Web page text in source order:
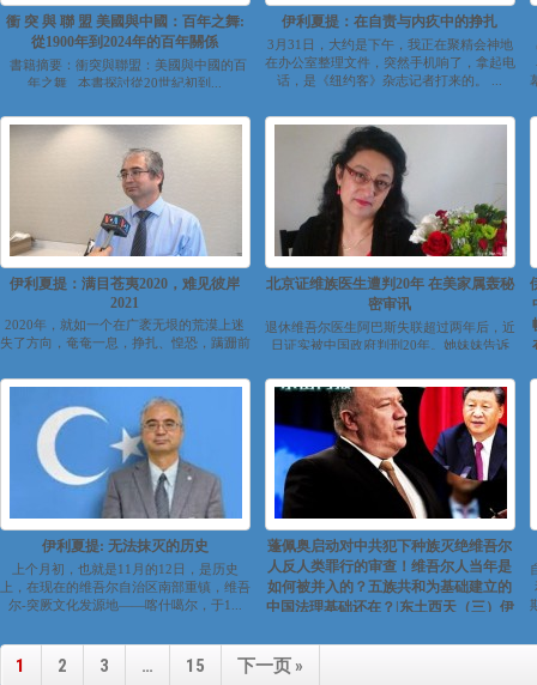
衝 突 與 聯 盟 美國與中國：百年之舞:
從1900年到2024年的百年關係
書籍摘要：衝突與聯盟：美國與中國的百
年之舞 本書探討從20世紀初到...
伊利夏提：在自责与内疚中的挣扎
3月31日，大约是下午，我正在聚精会神地
在办公室整理文件，突然手机响了，拿起电
话，是《纽约客》杂志记者打来的。 ...
伊利夏提：满目苍夷2020，难见彼岸
2021
2020年，就如一个在广袤无垠的荒漠上迷
失了方向，奄奄一息，挣扎、惶恐，蹒跚前
北京证维族医生遭判20年 在美家属轰秘
密审讯
退休维吾尔医生阿巴斯失联超过两年后，近
日证实被中国政府判刑20年。她妹妹告诉
伊利夏提: 无法抹灭的历史
上个月初，也就是11月的12日，是历史
上，在现在的维吾尔自治区南部重镇，维吾
尔-突厥文化发源地——喀什噶尔，于1...
蓬佩奥启动对中共犯下种族灭绝维吾尔
人反人类罪行的审查！维吾尔人当年是
如何被并入的？五族共和为基础建立的
中国法理基础还在？|东土西天（三）伊
https://youtu.be/9yLchhqHtrc...
1 2 3 … 15 下一页 »